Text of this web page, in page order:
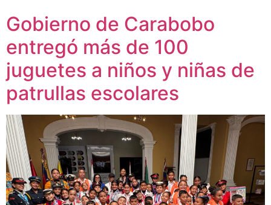
Gobierno de Carabobo
entregó más de 100
juguetes a niños y niñas de
patrullas escolares